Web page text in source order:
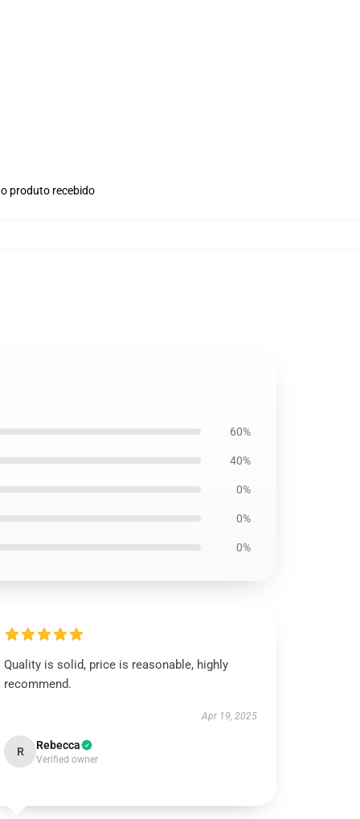
produto recebido
60%
40%
0%
0%
0%
Quality is solid, price is reasonable, highly
recommend.
Apr 19, 2025
R Rebecca
Verified owner